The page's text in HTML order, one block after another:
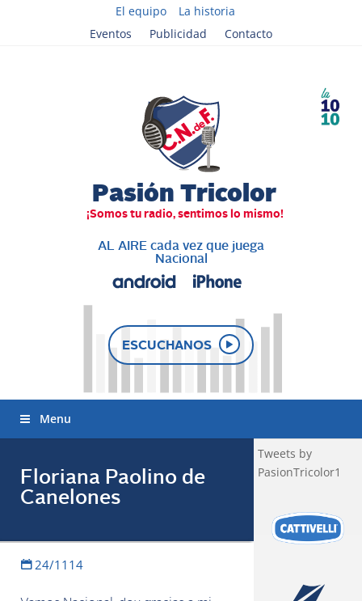
El equipo
La historia
Eventos
Publicidad Contacto
AL AIRE cada vez que juega
Nacional
ESCUCHANOS
Menu
Floriana Paolino de
Canelones
24/1114
Tweets by
PasionTricolor1